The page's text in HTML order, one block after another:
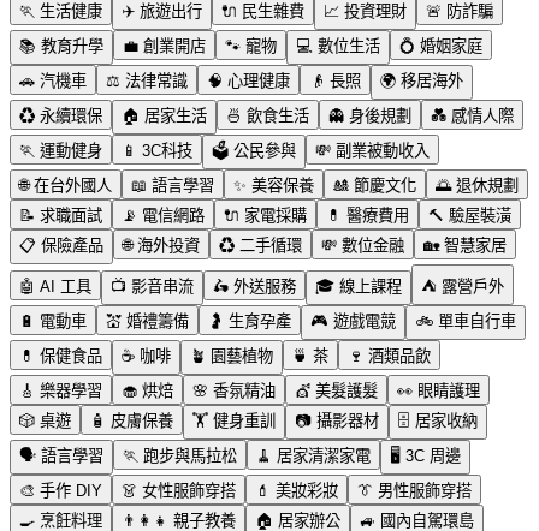
🏃 生活健康 ✈️ 旅遊出行 🔌 民生雜費 📈 投資理財 🚨 防詐騙
📚 教育升學 💼 創業開店 🐾 寵物 💻 數位生活 💍 婚姻家庭
🚗 汽機車 ⚖️ 法律常識 🧠 心理健康 👴 長照 🌍 移居海外
♻️ 永續環保 🏠 居家生活 🍜 飲食生活 👻 身後規劃 💑 感情人際
🏃 運動健身 📱 3C科技 🗳️ 公民參與 💸 副業被動收入
🌐 在台外國人 📖 語言學習 ✨ 美容保養 🎎 節慶文化 🌅 退休規劃
📝 求職面試 📡 電信網路 🔌 家電採購 💊 醫療費用 🔨 驗屋裝潢
📋 保險產品 🌐 海外投資 ♻️ 二手循環 💸 數位金融 🏡 智慧家居
🤖 AI 工具 📺 影音串流 🛵 外送服務 🎓 線上課程 ⛺ 露營戶外
🔋 電動車 💒 婚禮籌備 🤰 生育孕產 🎮 遊戲電競 🚲 單車自行車
💊 保健食品 ☕ 咖啡 🪴 園藝植物 🍵 茶 🍷 酒類品飲
🎸 樂器學習 🧁 烘焙 🌸 香氛精油 💇 美髮護髮 👀 眼睛護理
🎲 桌遊 🧴 皮膚保養 🏋️ 健身重訓 📷 攝影器材 🗄️ 居家收納
🗣️ 語言學習 🏃 跑步與馬拉松 🧹 居家清潔家電 🖥️ 3C 周邊
🎨 手作 DIY 👗 女性服飾穿搭 💄 美妝彩妝 👔 男性服飾穿搭
🍳 烹飪料理 👨‍👩‍👧 親子教養 🏠 居家辦公 🚙 國內自駕環島